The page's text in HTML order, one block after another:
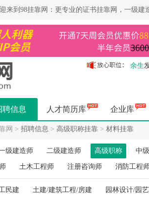
来到98挂靠网：更专业的证书挂靠网，一级建
余生
余生
余生
余生
杨健
杨健
空城
杨健
聘信息 人才简历库 企业库
网 > 招聘信息 > 高级职称挂靠 > 材料挂靠
级建造师 二级建造师 高级职称 中
土木工程师 注册咨询师 消防工程
民建 土建/建筑工程/房建 园林设计/园